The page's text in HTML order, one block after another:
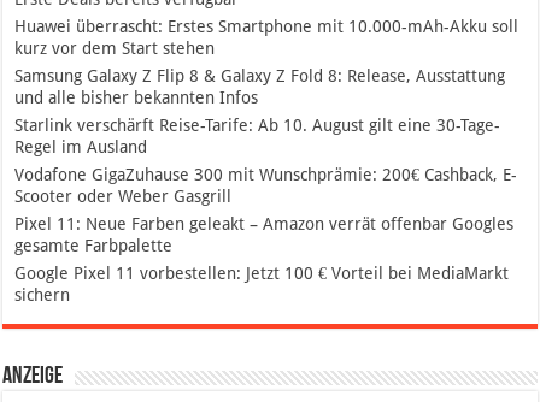
Huawei überrascht: Erstes Smartphone mit 10.000-mAh-Akku soll
kurz vor dem Start stehen
Samsung Galaxy Z Flip 8 & Galaxy Z Fold 8: Release, Ausstattung
und alle bisher bekannten Infos
Starlink verschärft Reise-Tarife: Ab 10. August gilt eine 30-Tage-
Regel im Ausland
Vodafone GigaZuhause 300 mit Wunschprämie: 200€ Cashback, E-
Scooter oder Weber Gasgrill
Pixel 11: Neue Farben geleakt – Amazon verrät offenbar Googles
gesamte Farbpalette
Google Pixel 11 vorbestellen: Jetzt 100 € Vorteil bei MediaMarkt
sichern
Anzeige